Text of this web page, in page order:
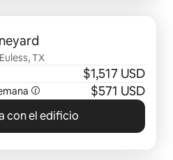
TX
$1,517 USD
$571 USD
con el edificio